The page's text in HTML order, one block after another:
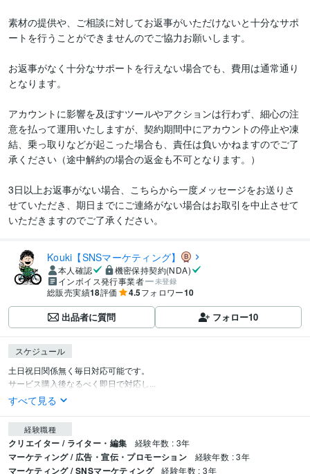
素材の提供や、ご相談に対してお返事がいただけないと十分なサポ
ートを行うことができませんのでご協力お願いします。
お返事がなく十分なサポートを行えない場合でも、費用は通常通り
となります。
アカウントに影響を及ぼすツールやアクションは行わず、細心の注
意を払って運用いたしますが、契約期間中にアカウントの停止や凍
結、乗っ取りなどが起こった場合も、責任は負いかねますのでご了
承ください（途中解約の場合の返金も不可となります。）
3日以上お返事がない場合、こちらから一度メッセージをお送りさ
せていただき、期日までにご連絡がない場合はお取引を中止させて
Kouki【SNSマーケティング】
本人確認
機密保持契約(NDA)
インボイス発行事業者
未登録
総販売実績18評価 4.5フォロワー10
出品者に質問 フォロー10
スケジュール
土日祝日関係無く毎日対応可能です。
サービス購入後なるべく即日で対応し...
すべて見る
経験職種
クリエイター / ライター・編集 経験年数 : 3年
マーケティング / 広告・宣伝・プロモーション 経験年数 : 3年
マーケティング / SNSマーケティング 経験年数 : 3年